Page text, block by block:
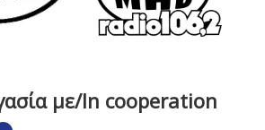
με/In cooperation